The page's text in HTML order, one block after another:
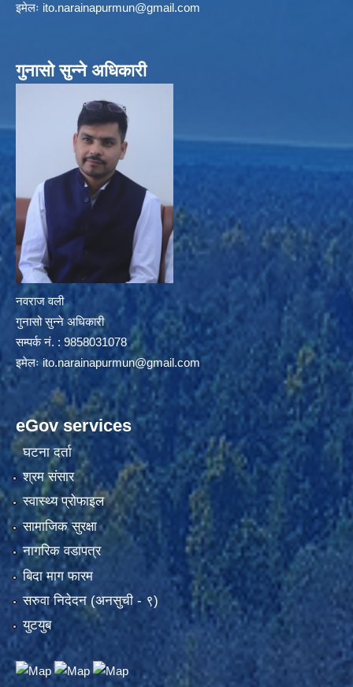
इमेलः ito.narainapurmun@gmail.com
गुनासो सुन्ने अधिकारी
नवराज वली
गुनासो सुन्ने अधिकारी
सम्पर्क नं. : 9858031078
इमेलःito.narainapurmun@gmail.com
eGov services
घटना दर्ता
श्रम संसार
स्वास्थ्य प्रोफाइल
सामाजिक सुरक्षा
नागरिक वडापत्र
बिदा माग फारम
सरुवा निदेदन (अनसुची - ९)
युटयुब